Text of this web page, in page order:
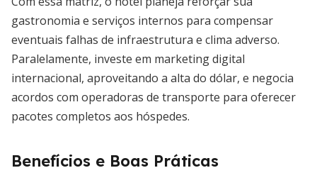
gastronomia e serviços internos para compensar
eventuais falhas de infraestrutura e clima adverso.
Paralelamente, investe em marketing digital
internacional, aproveitando a alta do dólar, e negocia
acordos com operadoras de transporte para oferecer
pacotes completos aos hóspedes.
Benefícios e Boas Práticas